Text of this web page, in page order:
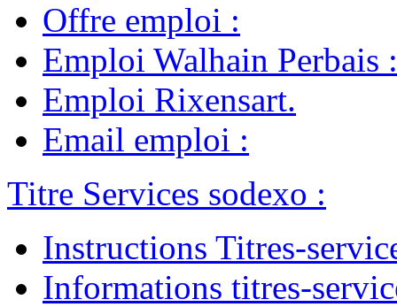
Offre emploi :
Emploi Walhain Perbais :
Emploi Rixensart.
Email emploi :
Titre Services sodexo :
Instructions Titres-
Informations titres-